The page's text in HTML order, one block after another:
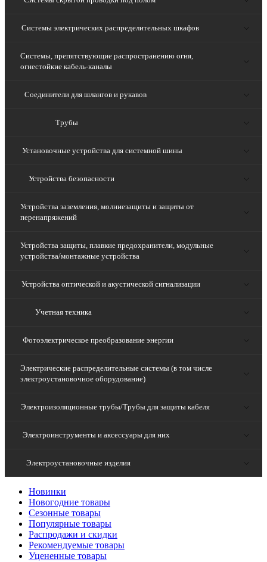
Системы электрических распределительных шкафов
Системы, препятствующие распространению огня,
огнестойкие кабель-каналы
Соединители для шлангов и рукавов
Трубы
Установочные устройства для системной шины
Устройства безопасности
Устройства заземления, молниезащиты и защиты от
перенапряжений
Устройства защиты, плавкие предохранители, модульные
устройства/монтажные устройства
Устройства оптической и акустической сигнализации
Учетная техника
Фотоэлектрическое преобразование энергии
Электрические распределительные системы (в том числе
электроустановочное оборудование)
Электроизоляционные трубы/Трубы для защиты кабеля
Электроинструменты и аксессуары для них
Электроустановочные изделия
Новинки
Новогодние товары
Сезонные товары
Популярные товары
Распродажи и скидки
Рекомендуемые товары
Уцененные товары